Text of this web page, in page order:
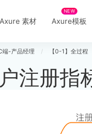
Axure 素材 Axure模板
NEW
端-产品经理 / 【0-1】全过程
注册指